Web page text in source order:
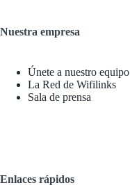
Nuestra empresa
Únete a nuestro equipo
La Red de Wifilinks
Sala de prensa
Enlaces rápidos